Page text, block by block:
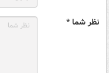
نظر شما *